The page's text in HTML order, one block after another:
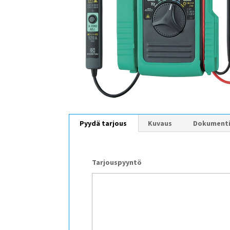
Pyydä tarjous Kuvaus
Tarjouspyyntö